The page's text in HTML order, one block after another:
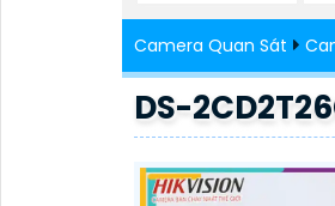
Camera Quan Sát
DS-